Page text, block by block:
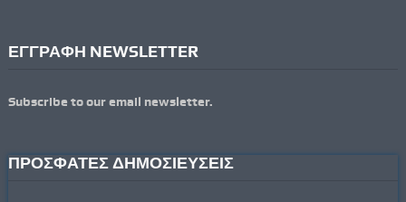
ΕΓΓΡΑΦΗ NEWSLETTER
Subscribe to our email newsletter.
ΠΡΟΣΦΑΤΕΣ ΔΗΜΟΣΙΕΥΣΕΙΣ